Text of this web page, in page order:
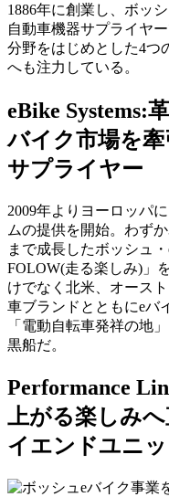
1886年に創業し、ボッ
自動車機器サプライヤ
分野をはじめとした4つ
へも注力している。
eBike Systems:
バイク市場を
サプライヤー
2009年よりヨーロッパ
ムの提供を開始。わず
まで成長したボッシュ
FOLOW(走る楽しみ)」
けでなく北米、オース
車ブランドとともにeバ
「電動自転車発祥の地
黒船だ。
Performance
上がる楽しみ
イエンドユニッ
eバイク事業